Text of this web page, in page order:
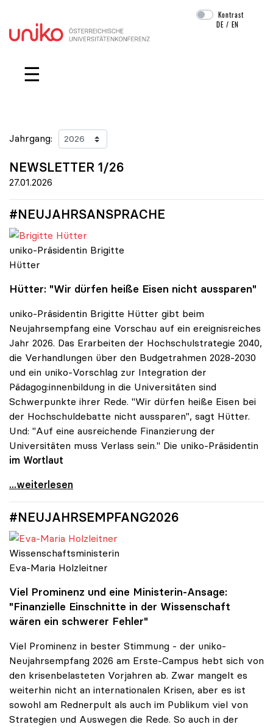
Navigation überspringen
Kontrast
DE /EN
☰
Jahrgang:
NEWSLETTER 1/26
27.01.2026
#NEUJAHRSANSPRACHE
Brigitte Hütter
uniko-Präsidentin Brigitte
Hütter
Hütter: "Wir dürfen heiße Eisen nicht aussparen"
uniko-Präsidentin Brigitte Hütter gibt beim
Neujahrsempfang eine Vorschau auf ein ereignisreiches
Jahr 2026. Das Erarbeiten der Hochschulstrategie 2040,
die Verhandlungen über den Budgetrahmen 2028-2030
und ein uniko-Vorschlag zur Integration der
Pädagog:innenbildung in die Universitäten sind
Schwerpunkte ihrer Rede. "Wir dürfen heiße Eisen bei
der Hochschuldebatte nicht aussparen", sagt Hütter.
Und: "Auf eine ausreichende Finanzierung der
Universitäten muss Verlass sein." Die uniko-Präsidentin
im Wortlaut
#NEUJAHRSANSPRACHE
...weiterlesen
#NEUJAHRSEMPFANG2026
Eva-Maria Holzleitner
Wissenschaftsministerin
Eva-Maria Holzleitner
Viel Prominenz und eine Ministerin-Ansage:
"Finanzielle Einschnitte in der Wissenschaft
wären ein schwerer Fehler"
Viel Prominenz in bester Stimmung - der uniko-
Neujahrsempfang 2026 am Erste-Campus hebt sich von
den krisenbelasteten Vorjahren ab. Zwar mangelt es
weiterhin nicht an internationalen Krisen, aber es ist
sowohl am Rednerpult als auch im Publikum viel von
Strategien und Auswegen die Rede. So auch in der